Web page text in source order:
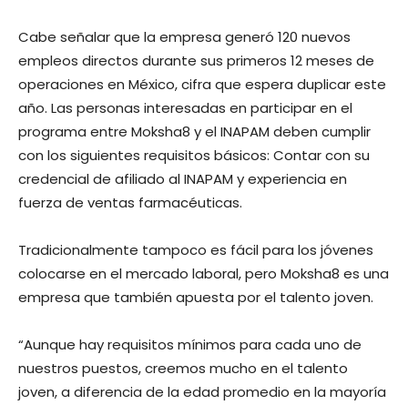
Cabe señalar que la empresa generó 120 nuevos
empleos directos durante sus primeros 12 meses de
operaciones en México, cifra que espera duplicar este
año. Las personas interesadas en participar en el
programa entre Moksha8 y el INAPAM deben cumplir
con los siguientes requisitos básicos: Contar con su
credencial de afiliado al INAPAM y experiencia en
fuerza de ventas farmacéuticas.
Tradicionalmente tampoco es fácil para los jóvenes
colocarse en el mercado laboral, pero Moksha8 es una
empresa que también apuesta por el talento joven.
“Aunque hay requisitos mínimos para cada uno de
nuestros puestos, creemos mucho en el talento
joven, a diferencia de la edad promedio en la mayoría